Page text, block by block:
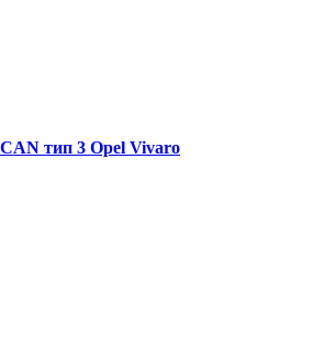
тип 3 Opel Vivaro